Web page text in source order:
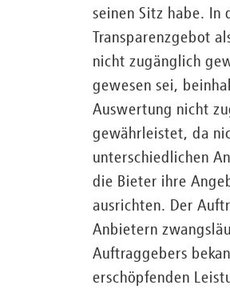
seinen Sitz habe. In
Transparenzgebot
nicht zugänglich
gewesen sei,
Auswertung nicht
gewährleistet, da
unterschiedlichen
die Bieter ihre
ausrichten. Der
Anbietern
Auftraggebers
erschöpfenden